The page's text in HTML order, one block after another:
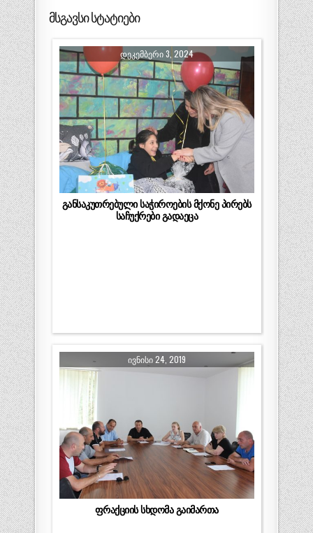
მსგავსი სტატიები
ᲓᲔᲙᲔᲛᲑᲔᲠᲘ 3, 2024
განსაკუთრებული საჭიროების მქონე პირებს
საჩუქრები გადაეცა
ᲘᲕᲜᲘᲡᲘ 24, 2019
ფრაქციის სხდომა გაიმართა